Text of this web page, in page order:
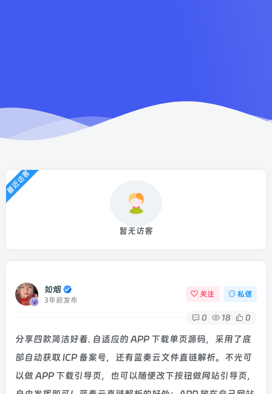
最近访客
暂无访客
如烟
3年前发布
关注 私信
0 18 0
分享四款简洁好看. 自适应的 APP 下载单页源码，采用了底
部自动获取 ICP 备案号，还有蓝奏云文件直链解析。不光可
以做 APP 下载引导页，也可以随便改下按钮做网站引导页，